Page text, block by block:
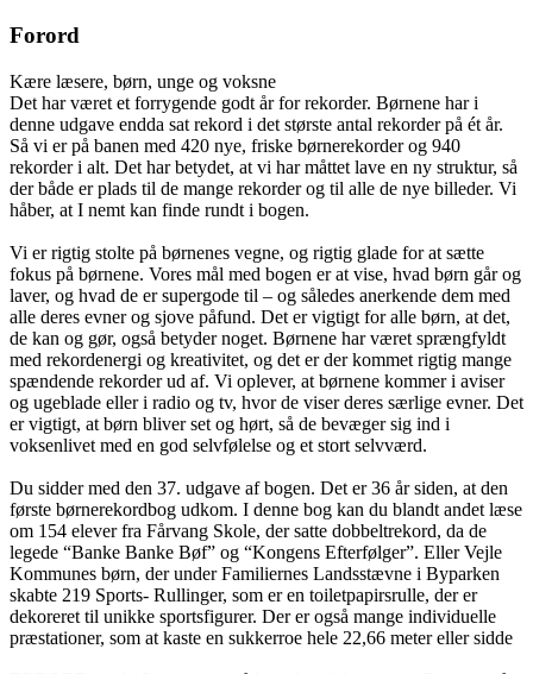
Forord
Kære læsere, børn, unge og voksne
Det har været et forrygende godt år for rekorder. Børnene har i
denne udgave endda sat rekord i det største antal rekorder på ét år.
Så vi er på banen med 420 nye, friske børnerekorder og 940
rekorder i alt. Det har betydet, at vi har måttet lave en ny struktur, så
der både er plads til de mange rekorder og til alle de nye billeder. Vi
håber, at I nemt kan finde rundt i bogen.
Vi er rigtig stolte på børnenes vegne, og rigtig glade for at sætte
fokus på børnene. Vores mål med bogen er at vise, hvad børn går og
laver, og hvad de er supergode til – og således anerkende dem med
alle deres evner og sjove påfund. Det er vigtigt for alle børn, at det,
de kan og gør, også betyder noget. Børnene har været sprængfyldt
med rekordenergi og kreativitet, og det er der kommet rigtig mange
spændende rekorder ud af. Vi oplever, at børnene kommer i aviser
og ugeblade eller i radio og tv, hvor de viser deres særlige evner. Det
er vigtigt, at børn bliver set og hørt, så de bevæger sig ind i
voksenlivet med en god selvfølelse og et stort selvværd.
Du sidder med den 37. udgave af bogen. Det er 36 år siden, at den
første børnerekordbog udkom. I denne bog kan du blandt andet læse
om 154 elever fra Fårvang Skole, der satte dobbeltrekord, da de
legede “Banke Banke Bøf” og “Kongens Efterfølger”. Eller Vejle
Kommunes børn, der under Familiernes Landsstævne i Byparken
skabte 219 Sports- Rullinger, som er en toiletpapirsrulle, der er
dekoreret til unikke sportsfigurer. Der er også mange individuelle
præstationer, som at kaste en sukkerroe hele 22,66 meter eller sidde